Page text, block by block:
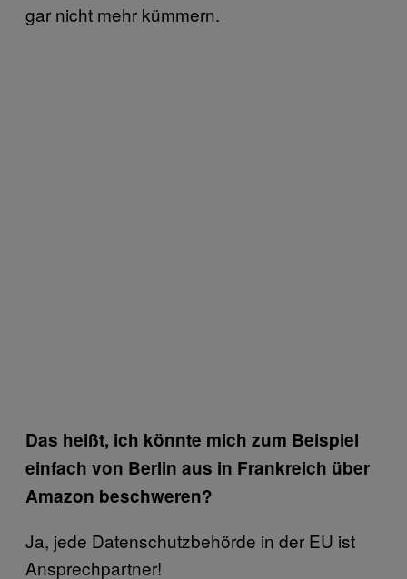
gar nicht mehr kümmern.
Das heißt, ich könnte mich zum Beispiel
einfach von Berlin aus in Frankreich über
Amazon beschweren?
Ja, jede Datenschutzbehörde in der EU ist
Ansprechpartner!